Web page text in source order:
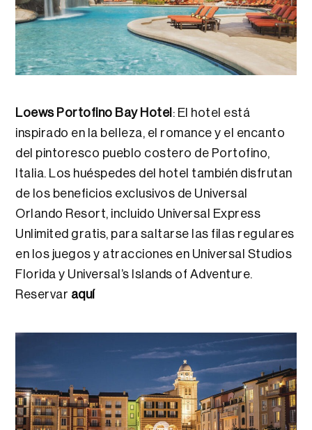
Loews Portofino Bay Hotel : El hotel está
inspirado en la belleza, el romance y el encanto
del pintoresco pueblo costero de Portofino,
Italia. Los huéspedes del hotel también disfrutan
de los beneficios exclusivos de Universal
Orlando Resort, incluido Universal Express
Unlimited gratis, para saltarse las filas regulares
en los juegos y atracciones en Universal Studios
Florida y Universal’s Islands of Adventure.
Reservar aquí